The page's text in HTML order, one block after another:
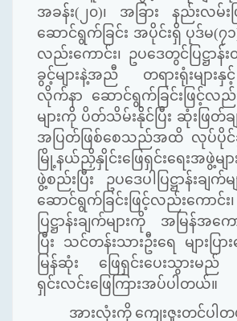
အခန်း(၂၀)၊ အခြား နည်းလမ်း
ဆောင်ရွက်ခြင်း အပိုင်းရှိ ပုဒ်မ(
လည်းကောင်း၊ ဥပဒေတွင်ပြဋ္ဌာ
ခွင့်များနဲ့အညီ တရားရုံးမျာ
လိုက်နာ ဆောင်ရွက်ခြင်းဖြင့်လည်
များကို ပိတ်သိမ်းနိုင်ပြီး ဆုံးဖြ
အပြတ်ဖြစ်စေသည်အထိ လုပ်ပိုင်
မြို့နယ်ညှိနှိုင်းဖြေရှင်းရေးအဖွဲ့
ဖွဲ့စည်းပြီး ဥပဒေပါပြဋ္ဌာန်းချ
ဆောင်ရွက်ခြင်းဖြင့်လည်းကော
ပြဋ္ဌာန်းချက်များကို အမြန်အ
ပြီး သင်တန်းသားဦးရေ များပြ
မြန်ဆုံး ဖြေရှင်းပေးသွားမည် ဖ
ရှင်းလင်းဖြေကြားအပ်ပါတယ်။
အားလုံးကို ကျေးဇူးတင်ပါ